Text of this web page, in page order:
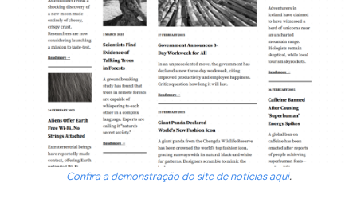
Confira a demonstração do site de notícias aqui.